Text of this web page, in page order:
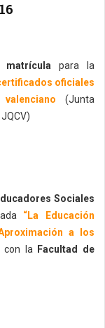
para la
oficiales
(Junta
Sociales
“La Educación
a los
con la Facultad de